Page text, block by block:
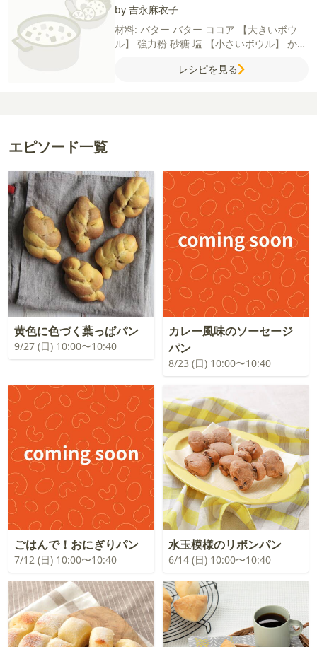
by 吉永麻衣子
材料: バター バター ココア
【大きいボウ
ル】 強力粉 砂糖 塩 【小さいボウル】 かぼ
レシピを見る
エピソード一覧
黄色に色づく葉っぱパン
9/27 (日) 10:00〜10:40
カレー風味のソーセージ
パン
8/23 (日) 10:00〜10:40
ごはんで！おにぎりパン
7/12 (日) 10:00〜10:40
水玉模様のリボンパン
6/14 (日) 10:00〜10:40